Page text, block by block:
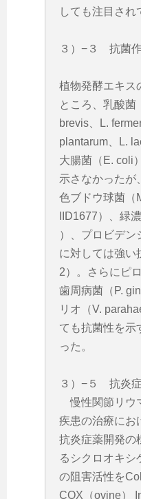
しても注目され
３）−３ 抗菌
植物発酵エキス
ところ、乳酸菌
brevis、L.
plantarum、L.
大腸菌（E. coli
示さなかったが
色ブドウ球菌（
IID1677）、緑
）、プロビデン
に対しては強い
2）。さらにピ
歯周病菌（P.
リオ（V.
ても抗菌性を示
った。
３）−５ 抗炎
慢性関節リウ
疾患の治療にお
抗炎症薬開発の
るシクロオキシ
の阻害活性を
COX（ovine）